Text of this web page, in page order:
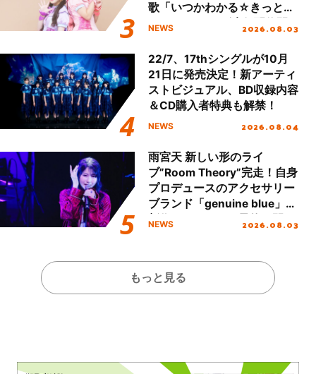
歌「いつかわかる☆きっとあ
える」TVサイズ先行配信開
NEWS 2026.08.03
22/7、17thシングルが10月
21日に発売決定！新アーティ
ストビジュアル、BD収録内容
＆CD購入者特典も解禁！
NEWS 2026.08.04
雨宮天 新しい形のライ
ブ”Room Theory”完走！自身
プロデュースのアクセサリー
ブランド「genuine blue」の
新作アクセサリー予約も開
NEWS 2026.08.03
もっと見る